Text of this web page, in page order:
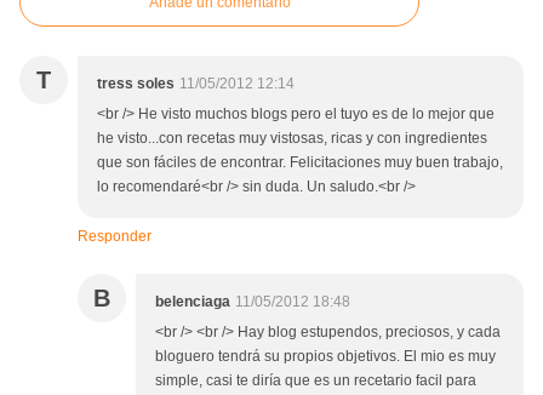
T tress soles 11/05/2012 12:14
<br /> He visto muchos blogs pero el tuyo es de lo mejor que
he visto...con recetas muy vistosas, ricas y con ingredientes
que son fáciles de encontrar. Felicitaciones muy buen trabajo,
lo recomendaré<br /> sin duda. Un saludo.<br />
Responder
B belenciaga 11/05/2012 18:48
<br /> <br /> Hay blog estupendos, preciosos, y cada
bloguero tendrá su propios objetivos. El mio es muy
simple, casi te diría que es un recetario facil para